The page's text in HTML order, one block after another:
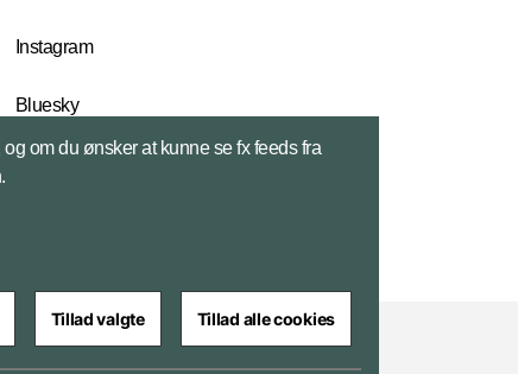
Instagram
Bluesky
LinkedIn
om du ønsker at kunne se fx feeds fra
Tillad valgte Tillad alle cookies